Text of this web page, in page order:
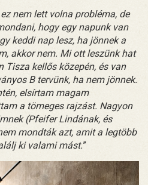
nem lett volna probléma, de
hogy egy napunk van
keddi nap lesz, ha jönnek a
akkor nem. Mi ott leszünk hat
Tisza kellős közepén, és van
B tervünk, ha nem jönnek.
elsírtam magam
a tömeges rajzást. Nagyon
(Pfeifer Lindának, és
mondták azt, amit a legtöbb
ki valami mást.”